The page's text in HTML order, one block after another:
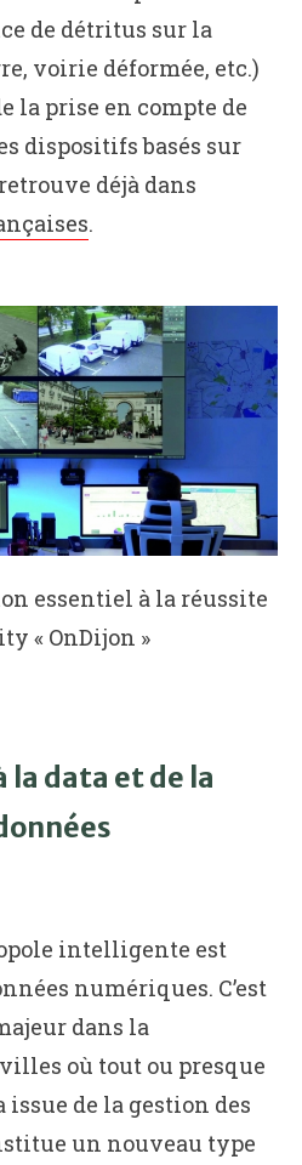
de détritus sur la
voirie déformée, etc.)
la prise en compte de
dispositifs basés sur
retrouve déjà dans
.
essentiel à la réussite
« OnDijon »
la data et de la
intelligente est
numériques. C’est
dans la
où tout ou presque
issue de la gestion des
un nouveau type